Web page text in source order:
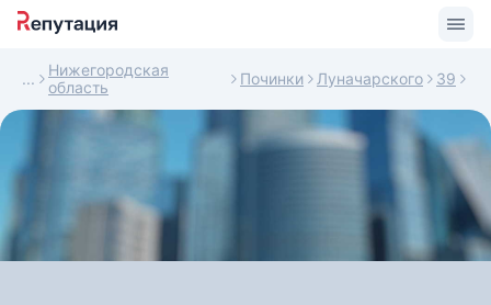
Нижегородская
область
Починки Луначарского 39